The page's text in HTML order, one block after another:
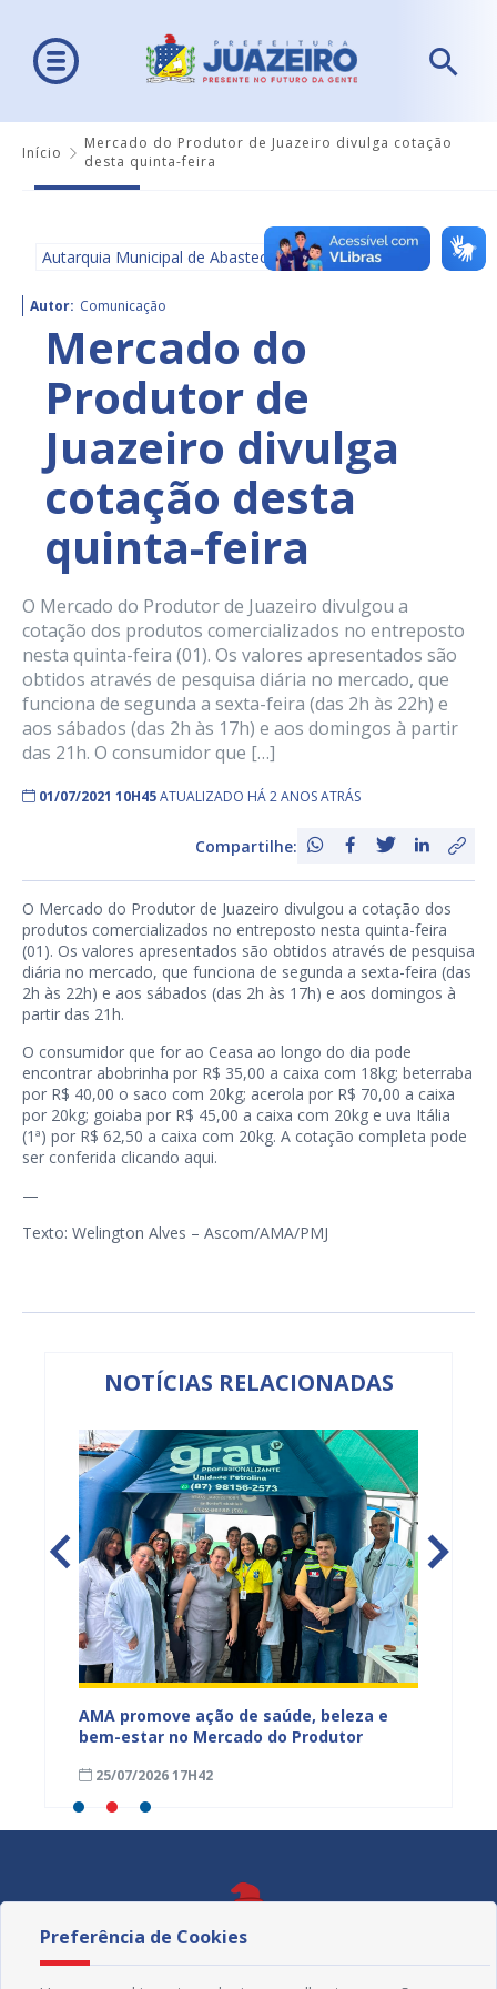
Início
Mercado do Produtor de Juazeiro divulga cotação
desta quinta-feira
Autarquia Municipal de Abastecimento - AMA
Autor: Comunicação
Mercado do
Produtor de
Juazeiro divulga
cotação desta
quinta-feira
O Mercado do Produtor de Juazeiro divulgou a
cotação dos produtos comercializados no entreposto
nesta quinta-feira (01). Os valores apresentados são
obtidos através de pesquisa diária no mercado, que
funciona de segunda a sexta-feira (das 2h às 22h) e
aos sábados (das 2h às 17h) e aos domingos à partir
das 21h. O consumidor que […]
01/07/2021 10H45ATUALIZADO HÁ 2 ANOS ATRÁS
Compartilhe:
O Mercado do Produtor de Juazeiro divulgou a cotação dos
produtos comercializados no entreposto nesta quinta-feira
(01). Os valores apresentados são obtidos através de pesquisa
diária no mercado, que funciona de segunda a sexta-feira (das
2h às 22h) e aos sábados (das 2h às 17h) e aos domingos à
partir das 21h.
O consumidor que for ao Ceasa ao longo do dia pode
encontrar abobrinha por R$ 35,00 a caixa com 18kg; beterraba
por R$ 40,00 o saco com 20kg; acerola por R$ 70,00 a caixa
por 20kg; goiaba por R$ 45,00 a caixa com 20kg e uva Itália
(1ª) por R$ 62,50 a caixa com 20kg. A cotação completa pode
ser conferida clicando aqui.
—
Texto: Welington Alves – Ascom/AMA/PMJ
NOTÍCIAS RELACIONADAS
AMA promove ação de saúde, beleza e
bem-estar no Mercado do Produtor
25/07/2026 17H42
Preferência de Cookies